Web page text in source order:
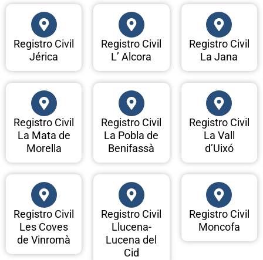
Registro Civil
Jérica
Registro Civil
L’ Alcora
Registro Civil
La Jana
Registro Civil
La Mata de
Morella
Registro Civil
La Pobla de
Benifassà
Registro Civil
La Vall
d’Uixó
Registro Civil
Les Coves
de Vinromà
Registro Civil
Llucena-
Lucena del
Cid
Registro Civil
Moncofa